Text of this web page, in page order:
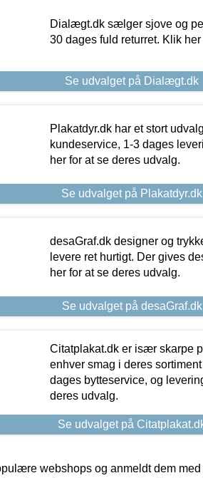
Dialægt.dk sælger sjove og
30 dages fuld returret. Klik
Se udvalget på Dialægt.dk
Plakatdyr.dk har et stort
kundeservice, 1-3 dages
her for at se deres udvalg.
Se udvalget på Plakatdyr.dk
desaGraf.dk designer og
levere ret hurtigt. Der gives
her for at se deres udvalg.
Se udvalget på desaGraf.dk
Citatplakat.dk er især skarpe
enhver smag i deres
dages bytteservice, og
deres udvalg.
Se udvalget på
webshops og anmeldt dem